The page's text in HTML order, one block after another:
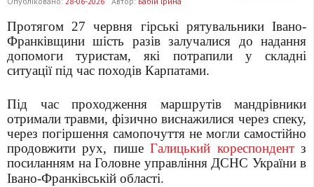
Протягом 27 червня гірські рятувальники Івано-
Франківщини шість разів залучалися до надання
допомоги туристам, які потрапили у складні
ситуації під час походів Карпатами.
Під час проходження маршрутів мандрівники
отримали травми, фізично виснажилися через спеку,
через погіршення самопочуття не могли самостійно
продовжити рух, пишеГалицький кореспондентз
посиланням на Головне управління ДСНС України в
Івано-Франківській області.